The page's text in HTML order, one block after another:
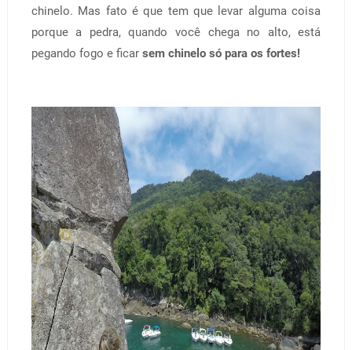
chinelo. Mas fato é que tem que levar alguma coisa
porque a pedra, quando você chega no alto, está
pegando fogo e ficar sem chinelo só para os fortes!